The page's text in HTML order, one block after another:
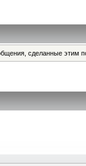
сделанные этим